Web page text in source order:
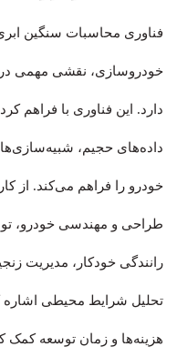
فناوری محاسبات سنگین
خودروسازی، نقشی مهمی
دارد. این فناوری با فراهم
داده‌های حجیم،
طراحی و مهندسی خودرو،
رانندگی خودکار، مدیریت
تحلیل شرایط محیطی اشاره
هزینه‌ها و زمان توسعه کمک